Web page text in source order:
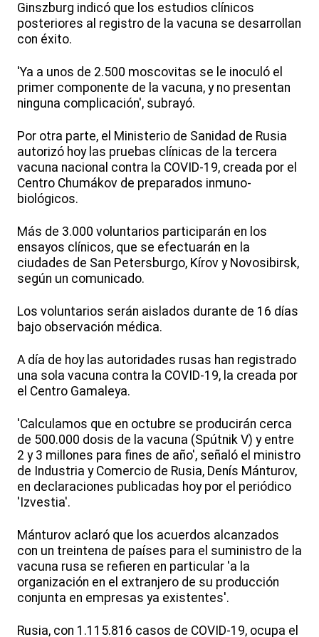
Ginszburg indicó que los estudios clínicos
posteriores al registro de la vacuna se desarrollan
con éxito.
'Ya a unos de 2.500 moscovitas se le inoculó el
primer componente de la vacuna, y no presentan
ninguna complicación', subrayó.
Por otra parte, el Ministerio de Sanidad de Rusia
autorizó hoy las pruebas clínicas de la tercera
vacuna nacional contra la COVID-19, creada por el
Centro Chumákov de preparados inmuno-
biológicos.
Más de 3.000 voluntarios participarán en los
ensayos clínicos, que se efectuarán en la
ciudades de San Petersburgo, Kírov y Novosibirsk,
según un comunicado.
Los voluntarios serán aislados durante de 16 días
bajo observación médica.
A día de hoy las autoridades rusas han registrado
una sola vacuna contra la COVID-19, la creada por
el Centro Gamaleya.
'Calculamos que en octubre se producirán cerca
de 500.000 dosis de la vacuna (Spútnik V) y entre
2 y 3 millones para fines de año', señaló el ministro
de Industria y Comercio de Rusia, Denís Mánturov,
en declaraciones publicadas hoy por el periódico
'Izvestia'.
Mánturov aclaró que los acuerdos alcanzados
con un treintena de países para el suministro de la
vacuna rusa se refieren en particular 'a la
organización en el extranjero de su producción
conjunta en empresas ya existentes'.
Rusia, con 1.115.816 casos de COVID-19, ocupa el